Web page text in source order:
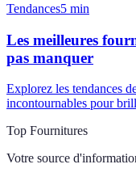
Tendances5 min
Les meilleures
pas manquer
Explorez les tendances
incontournables pour
Top Fournitures
Votre source